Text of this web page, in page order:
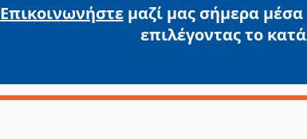
Επικοινωνήστεμαζί μας σήμερα
επιλέγονταςτο